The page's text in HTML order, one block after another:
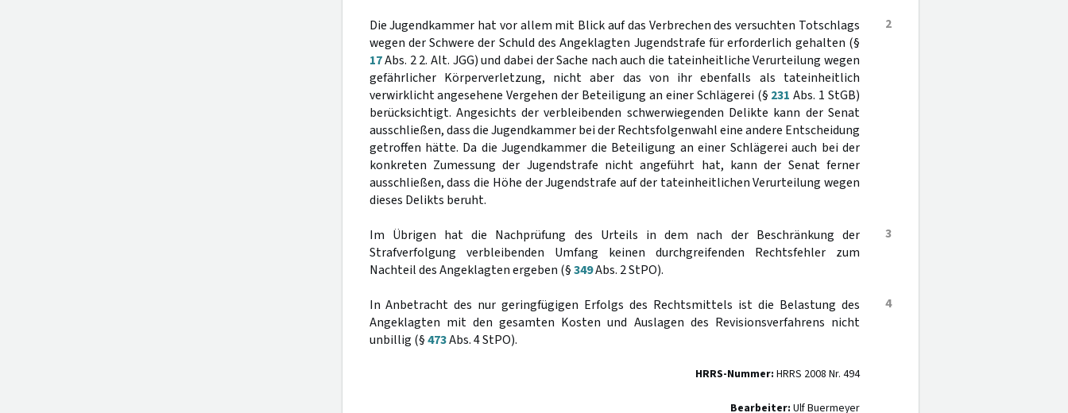
2
Die Jugendkammer hat vor allem mit Blick auf das Verbrechen des versuchten Totschlags
wegen der Schwere der Schuld des Angeklagten Jugendstrafe für erforderlich gehalten (§
17Abs. 2 2. Alt. JGG) und dabei der Sache nach auch die tateinheitliche Verurteilung wegen
gefährlicher Körperverletzung, nicht aber das von ihr ebenfalls als tateinheitlich
verwirklicht angesehene Vergehen der Beteiligung an einer Schlägerei (§ 231 Abs. 1 StGB)
berücksichtigt. Angesichts der verbleibenden schwerwiegenden Delikte kann der Senat
ausschließen, dass die Jugendkammer bei der Rechtsfolgenwahl eine andere Entscheidung
getroffen hätte. Da die Jugendkammer die Beteiligung an einer Schlägerei auch bei der
konkreten Zumessung der Jugendstrafe nicht angeführt hat, kann der Senat ferner
ausschließen, dass die Höhe der Jugendstrafe auf der tateinheitlichen Verurteilung wegen
dieses Delikts beruht.
3
Im Übrigen hat die Nachprüfung des Urteils in dem nach der Beschränkung der
Strafverfolgung verbleibenden Umfang keinen durchgreifenden Rechtsfehler zum
Nachteil des Angeklagten ergeben (§349Abs. 2 StPO).
4
In Anbetracht des nur geringfügigen Erfolgs des Rechtsmittels ist die Belastung des
Angeklagten mit den gesamten Kosten und Auslagen des Revisionsverfahrens nicht
unbillig (§473Abs. 4 StPO).
HRRS-Nummer: HRRS 2008 Nr. 494
Bearbeiter: Ulf Buermeyer